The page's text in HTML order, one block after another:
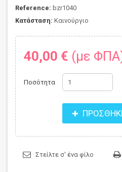
Reference: bzr1040
Κατάσταση: Καινούργιο
40,00 € (με
Ποσότητα
Στείλτε σ' ένα φίλο